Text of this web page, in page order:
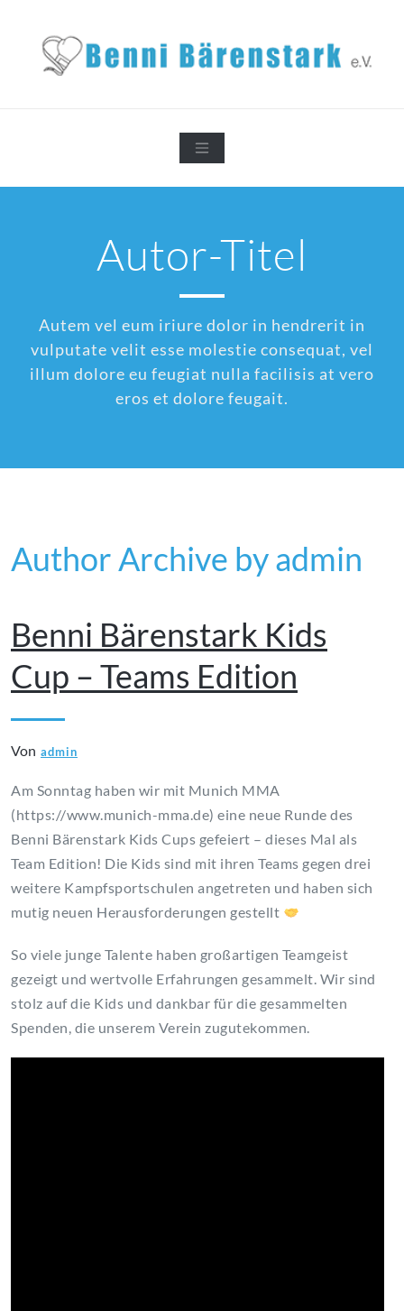
springen
Autor-Titel
Autem vel eum iriure dolor in hendrerit in
vulputate velit esse molestie consequat, vel
illum dolore eu feugiat nulla facilisis at vero
eros et dolore feugait.
Author Archive by admin
Benni Bärenstark Kids
Cup – Teams Edition
Von admin
Am Sonntag haben wir mit Munich MMA
(https://www.munich-mma.de) eine neue Runde des
Benni Bärenstark Kids Cups gefeiert – dieses Mal als
Team Edition! Die Kids sind mit ihren Teams gegen drei
weitere Kampfsportschulen angetreten und haben sich
mutig neuen Herausforderungen gestellt
So viele junge Talente haben großartigen Teamgeist
gezeigt und wertvolle Erfahrungen gesammelt. Wir sind
stolz auf die Kids und dankbar für die gesammelten
Spenden, die unserem Verein zugutekommen.